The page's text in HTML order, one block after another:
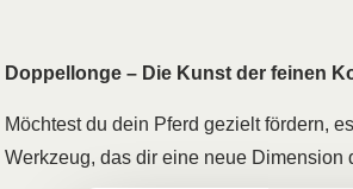
Doppellonge – Die Kunst der feinen
Möchtest du dein Pferd gezielt fördern,
Werkzeug, das dir eine neue Dimension